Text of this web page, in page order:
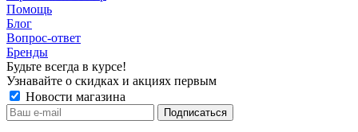
Помощь
Блог
Вопрос-ответ
Бренды
Будьте всегда в курсе!
Узнавайте о скидках и акциях первым
Новости магазина